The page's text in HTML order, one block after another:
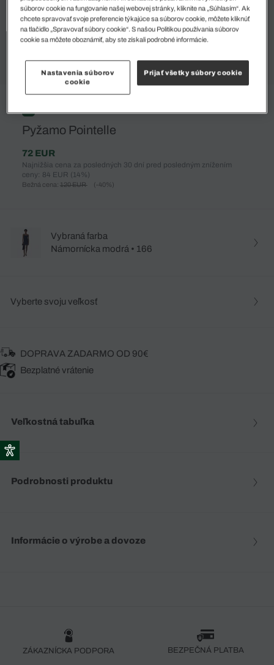
%
Pyžamo Pointelle
72 EUR
Najnižšia cena za posledných 30 dní pred posledným znížením
ceny: 84 EUR (14%)
Bežná cena: 120 EUR (-40%)
Vybraná farba
Námornícka modrá • 166
Vyberte svoju veľkosť
DOPRAVA ZADARMO OD 90€
Bezplatné vrátenie
Veľkostná tabuľka
Podrobnosti produktu
Informácie o výrobe a dovoze
ZÁKAZNÍCKA PODPORA BEZPEČNÁ PLATBA
súborov cookie na fungovanie našej webovej stránky, kliknite na „Súhlasím“. Ak
chcete spravovať svoje preferencie týkajúce sa súborov cookie, môžete kliknúť
na tlačidlo „Spravovať súbory cookie“. S našou Politikou používania súborov
cookie sa môžete oboznámiť, aby ste získali podrobné informácie.
Nastavenia súborov
cookie
Prijať všetky súbory cookie